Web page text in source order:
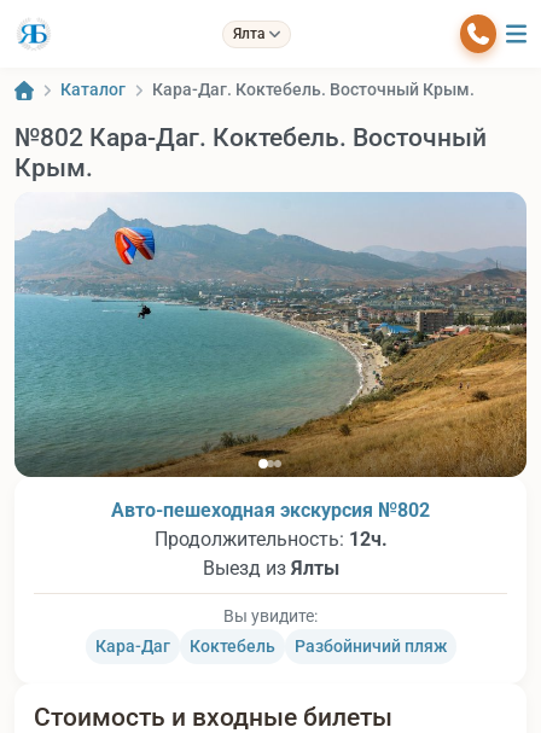
Ялта
Каталог Кара-Даг. Коктебель. Восточный Крым.
№802 Кара-Даг. Коктебель. Восточный
Крым.
Авто-пешеходная экскурсия №802
Продолжительность: 12ч.
Выезд из Ялты
Вы увидите:
Кара-Даг
Коктебель Разбойничий пляж
Стоимость и входные билеты